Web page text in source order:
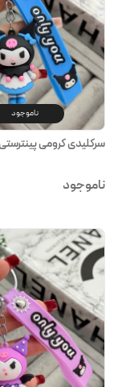
ناموجود
سرکلیدی کرومی پینترستی
ناموجود